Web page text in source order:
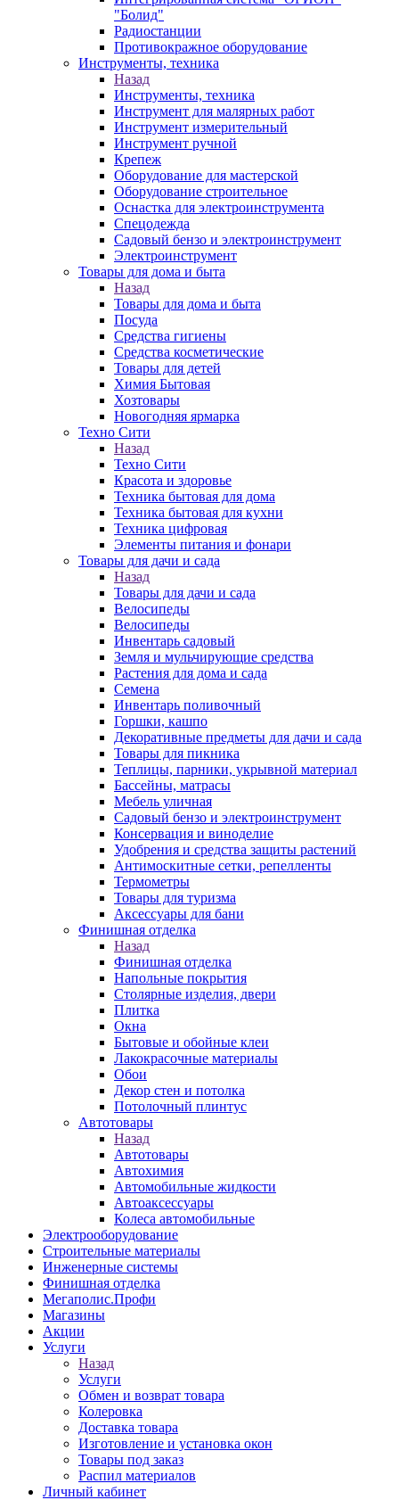
"Болид"
Радиостанции
Противокражное оборудование
Инструменты, техника
Назад
Инструменты, техника
Инструмент для малярных работ
Инструмент измерительный
Инструмент ручной
Крепеж
Оборудование для мастерской
Оборудование строительное
Оснастка для электроинструмента
Спецодежда
Садовый бензо и электроинструмент
Электроинструмент
Товары для дома и быта
Назад
Товары для дома и быта
Посуда
Средства гигиены
Средства косметические
Товары для детей
Химия Бытовая
Хозтовары
Новогодняя ярмарка
Техно Сити
Назад
Техно Сити
Красота и здоровье
Техника бытовая для дома
Техника бытовая для кухни
Техника цифровая
Элементы питания и фонари
Товары для дачи и сада
Назад
Товары для дачи и сада
Велосипеды
Велосипеды
Инвентарь садовый
Земля и мульчирующие средства
Растения для дома и сада
Семена
Инвентарь поливочный
Горшки, кашпо
Декоративные предметы для дачи и сада
Товары для пикника
Теплицы, парники, укрывной материал
Бассейны, матрасы
Мебель уличная
Садовый бензо и электроинструмент
Консервация и виноделие
Удобрения и средства защиты растений
Антимоскитные сетки, репелленты
Термометры
Товары для туризма
Аксессуары для бани
Финишная отделка
Назад
Финишная отделка
Напольные покрытия
Столярные изделия, двери
Плитка
Окна
Бытовые и обойные клеи
Лакокрасочные материалы
Обои
Декор стен и потолка
Потолочный плинтус
Автотовары
Назад
Автотовары
Автохимия
Автомобильные жидкости
Автоаксессуары
Колеса автомобильные
Электрооборудование
Строительные материалы
Инженерные системы
Финишная отделка
Мегаполис.Профи
Магазины
Акции
Услуги
Назад
Услуги
Обмен и возврат товара
Колеровка
Доставка товара
Изготовление и установка окон
Товары под заказ
Распил материалов
Личный кабинет